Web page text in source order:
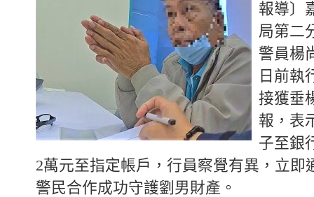
報導〕
局第二
警員楊
日前執
接獲垂
報，表
子至銀
2萬元至指定帳戶，行員察覺有異，立即
警民合作成功守護劉男財產。